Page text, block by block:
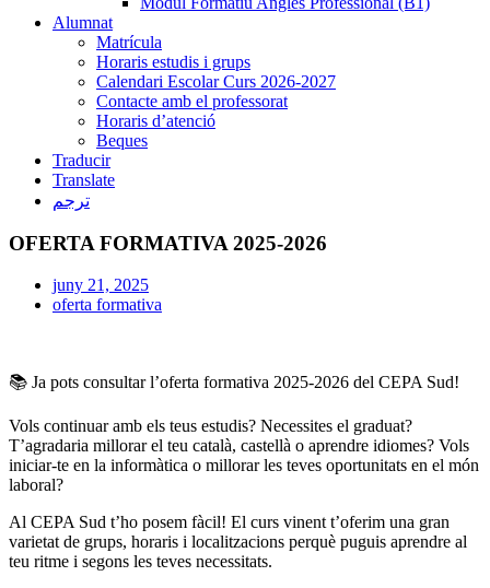
Alumnat
Matrícula
Horaris estudis i grups
Calendari Escolar Curs 2026-2027
Contacte amb el professorat
Horaris d’atenció
Beques
Traducir
Translate
ترجم
OFERTA FORMATIVA 2025-2026
juny 21, 2025
oferta formativa
📚 Ja pots consultar l’oferta formativa 2025-2026 del CEPA Sud!
Vols continuar amb els teus estudis? Necessites el graduat?
T’agradaria millorar el teu català, castellà o aprendre idiomes? Vols
iniciar-te en la informàtica o millorar les teves oportunitats en el món
laboral?
Al CEPA Sud t’ho posem fàcil! El curs vinent t’oferim una gran
varietat de grups, horaris i localitzacions perquè puguis aprendre al
teu ritme i segons les teves necessitats.